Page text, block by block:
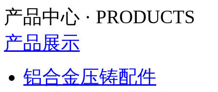
产品中心 · PRODUCTS
产品展示
铝合金压铸配件